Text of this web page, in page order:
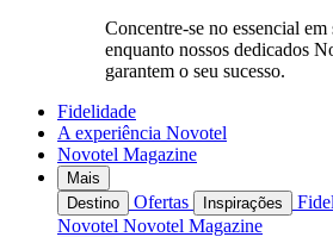
Concentre-se no essencial
enquanto nossos dedicados
garantem o seu sucesso.
Fidelidade
A experiência Novotel
Novotel Magazine
Mais
Destino
Ofertas Inspirações
Novotel Novotel Magazine